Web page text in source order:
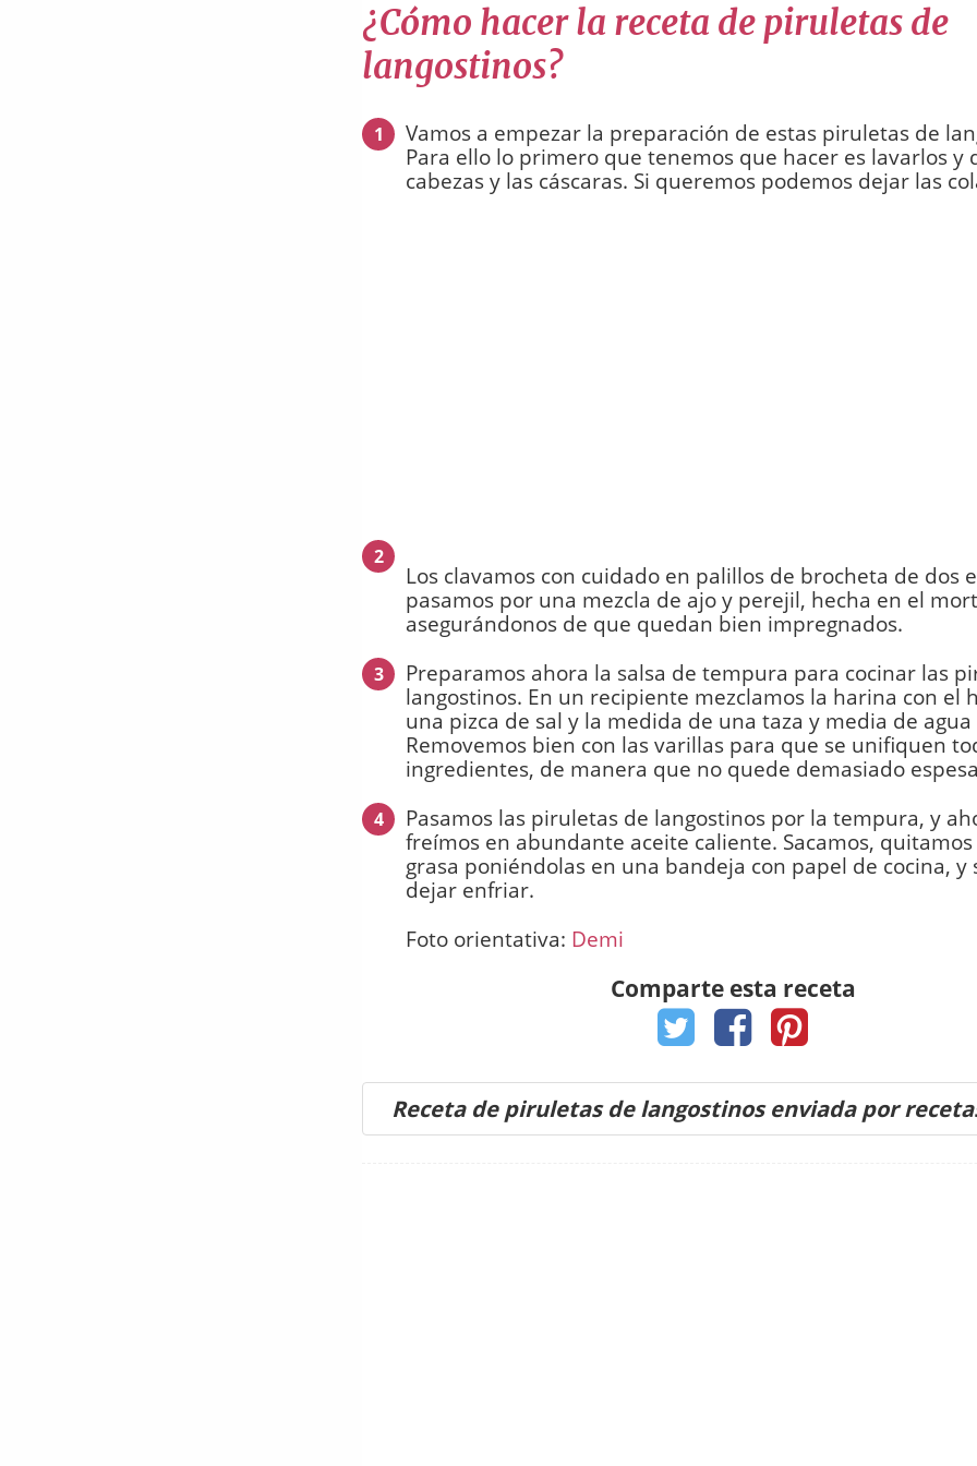
¿Cómo hacer la receta de piruletas de
langostinos?
1
Vamos a empezar la preparación de estas piruletas de
Para ello lo primero que tenemos que hacer es lavarlos y
cabezas y las cáscaras. Si queremos podemos dejar las
2
Los clavamos con cuidado en palillos de brocheta de dos
pasamos por una mezcla de ajo y perejil, hecha en el
asegurándonos de que quedan bien impregnados.
3
Preparamos ahora la salsa de tempura para cocinar las
langostinos. En un recipiente mezclamos la harina con el
una pizca de sal y la medida de una taza y media de
Removemos bien con las varillas para que se unifiquen
ingredientes, de manera que no quede demasiado
4
Pasamos las piruletas de langostinos por la tempura, y
freímos en abundante aceite caliente. Sacamos, quitamos
grasa poniéndolas en una bandeja con papel de cocina, y
dejar enfriar.
Foto orientativa: Demi
Comparte esta receta
Receta de piruletas de langostinos enviada por